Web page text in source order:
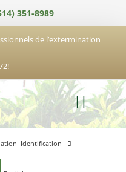
351-8989
de l’extermination
Identification